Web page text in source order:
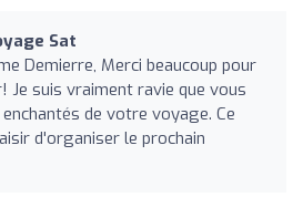
Sat
Demierre, Merci beaucoup pour
Je suis vraiment ravie que vous
de votre voyage. Ce
d'organiser le prochain